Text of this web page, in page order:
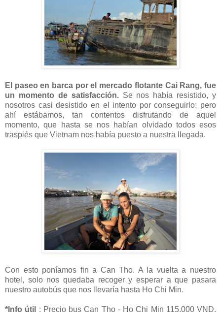
El paseo en barca por el mercado flotante Cai Rang, fue
un momento de satisfacción.Se nos había resistido, y
nosotros casi desistido en el intento por conseguirlo; pero
ahí estábamos, tan contentos disfrutando de aquel
momento, que hasta se nos habían olvidado todos esos
traspiés que Vietnam nos había puesto a nuestra llegada.
Con esto poníamos fin a Can Tho. A la vuelta a nuestro
hotel, solo nos quedaba recoger y esperar a que pasara
nuestro autobús que nos llevaría hasta Ho Chi Min.
*Info útil
: Precio bus Can Tho - Ho Chi Min 115.000 VND.